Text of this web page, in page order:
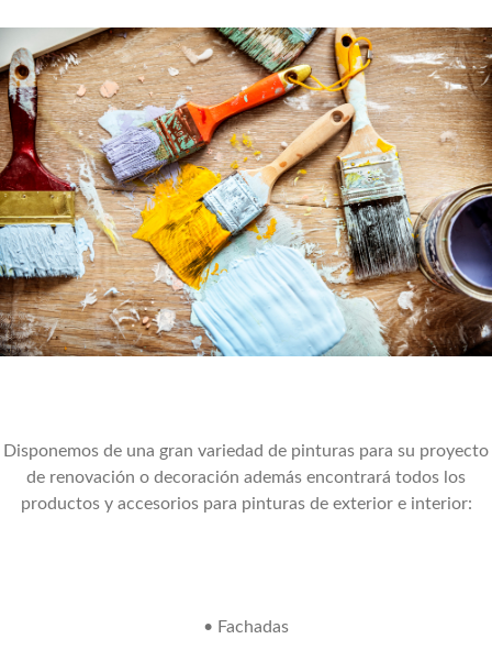
Disponemos de una gran variedad de pinturas para su proyecto
de renovación o decoración además encontrará todos los
productos y accesorios para pinturas de exterior e interior:
• Fachadas